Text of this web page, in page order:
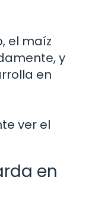
el maíz
y
en
ver el
en